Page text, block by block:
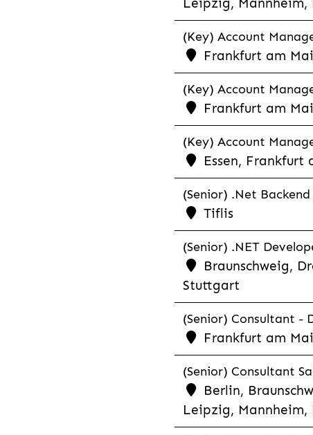
(Key) Account
Frankfurt am
(Key) Account
Frankfurt am
(Key) Account
Essen, Frankfurt
(Senior) .Net
Tiflis
(Senior) .NET
Braunschweig,
Stuttgart
(Senior) Consultant -
Frankfurt am
(Senior) Consultant
Berlin,
Leipzig, Mannheim,